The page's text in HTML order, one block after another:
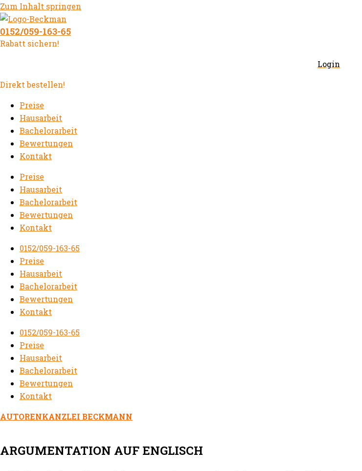
Zum Inhalt springen
0152/059-163-65
Rabatt sichern!
Login
Direkt bestellen!
Preise
Hausarbeit
Bachelorarbeit
Bewertungen
Kontakt
Preise
Hausarbeit
Bachelorarbeit
Bewertungen
Kontakt
0152/059-163-65
Preise
Hausarbeit
Bachelorarbeit
Bewertungen
Kontakt
0152/059-163-65
Preise
Hausarbeit
Bachelorarbeit
Bewertungen
Kontakt
AUTORENKANZLEI BECKMANN
ARGUMENTATION AUF ENGLISCH